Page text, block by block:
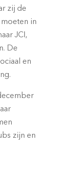
zij de
in
JCI,
De
en
zijn en